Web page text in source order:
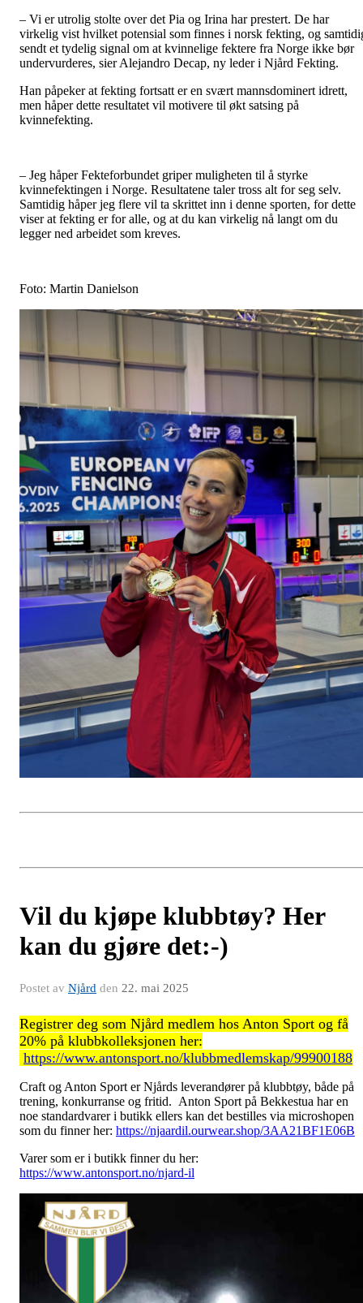
– Vi er utrolig stolte over det Pia og Irina har prestert. De har
virkelig vist hvilket potensial som finnes i norsk fekting, og
sendt et tydelig signal om at kvinnelige fektere fra Norge ikke bør
undervurderes, sier Alejandro Decap, ny leder i Njård Fekting.
Han påpeker at fekting fortsatt er en svært mannsdominert idrett,
men håper dette resultatet vil motivere til økt satsing på
kvinnefekting.
– Jeg håper Fekteforbundet griper muligheten til å styrke
kvinnefektingen i Norge. Resultatene taler tross alt for seg selv.
Samtidig håper jeg flere vil ta skrittet inn i denne sporten, for dette
viser at fekting er for alle, og at du kan virkelig nå langt om du
legger ned arbeidet som kreves.
Foto: Martin Danielson
Vil du kjøpe klubbtøy? Her
kan du gjøre det:-)
Postet av Njård den 22. mai 2025
Registrer deg som Njård medlem hos Anton Sport og få
20% på klubbkolleksjonen her:
https://www.antonsport.no/klubbmedlemskap/99900188
Craft og Anton Sport er Njårds leverandører på klubbtøy, både på
trening, konkurranse og fritid. Anton Sport på Bekkestua har en
noe standardvarer i butikk ellers kan det bestilles via microshopen
som du finner her: https://njaardil.ourwear.shop/3AA21BF1E06B
Varer som er i butikk finner du her:
https://www.antonsport.no/njard-il